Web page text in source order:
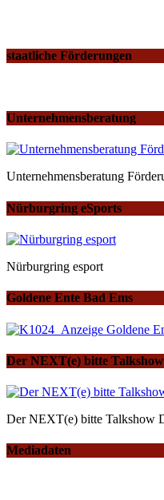
staatliche Förderungen
Unternehmensberatung
Unternehmensberatung
Nürburgring eSports
Nürburgring esport
Goldene Ente Bad Ems
Der NEXT(e) bitte
Der NEXT(e) bitte Talkshow
Mediadaten